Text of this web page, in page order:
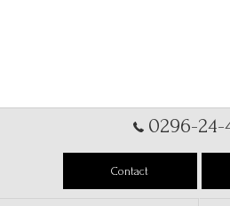
0296-24-
Contact